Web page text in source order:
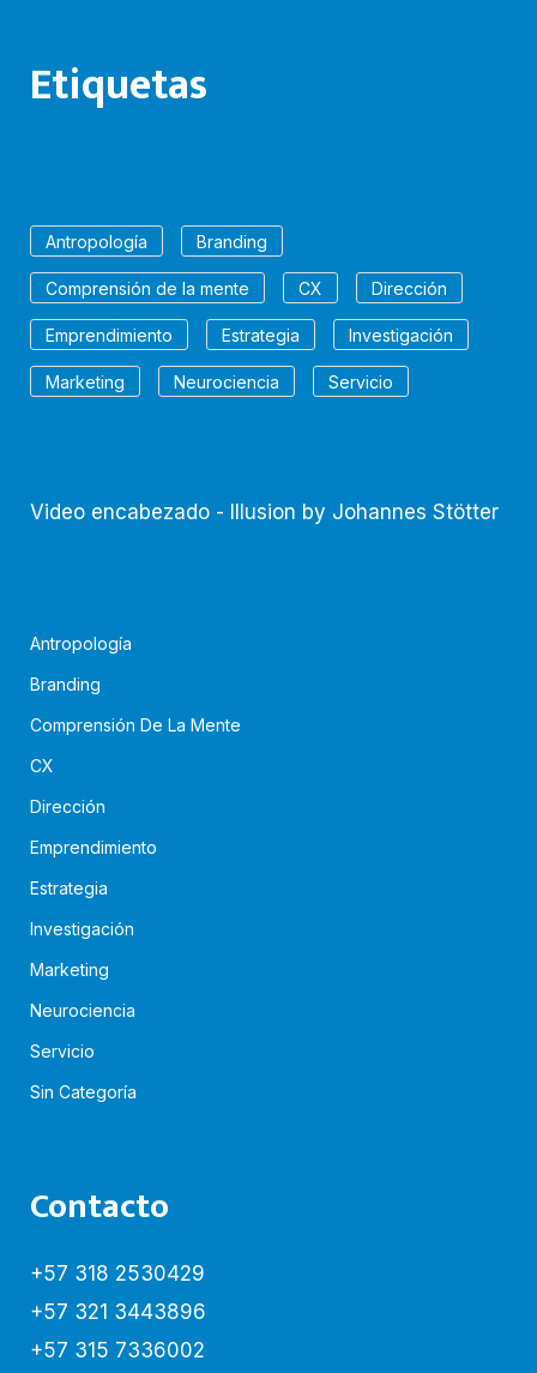
Etiquetas
Antropología Branding
Comprensión de la mente CX Dirección
Emprendimiento Estrategia Investigación
Marketing Neurociencia Servicio
Video encabezado - Illusion by Johannes Stötter
Antropología
Branding
Comprensión De La Mente
CX
Dirección
Emprendimiento
Estrategia
Investigación
Marketing
Neurociencia
Servicio
Sin Categoría
Contacto
+57 318 2530429
+57 321 3443896
+57 315 7336002